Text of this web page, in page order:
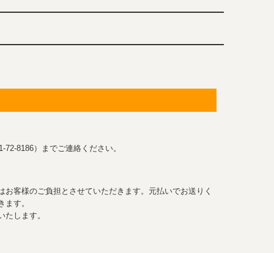
72-8186）までご連絡ください。
お客様のご負担とさせていただきます。元払いでお送りく
ます。
たします。